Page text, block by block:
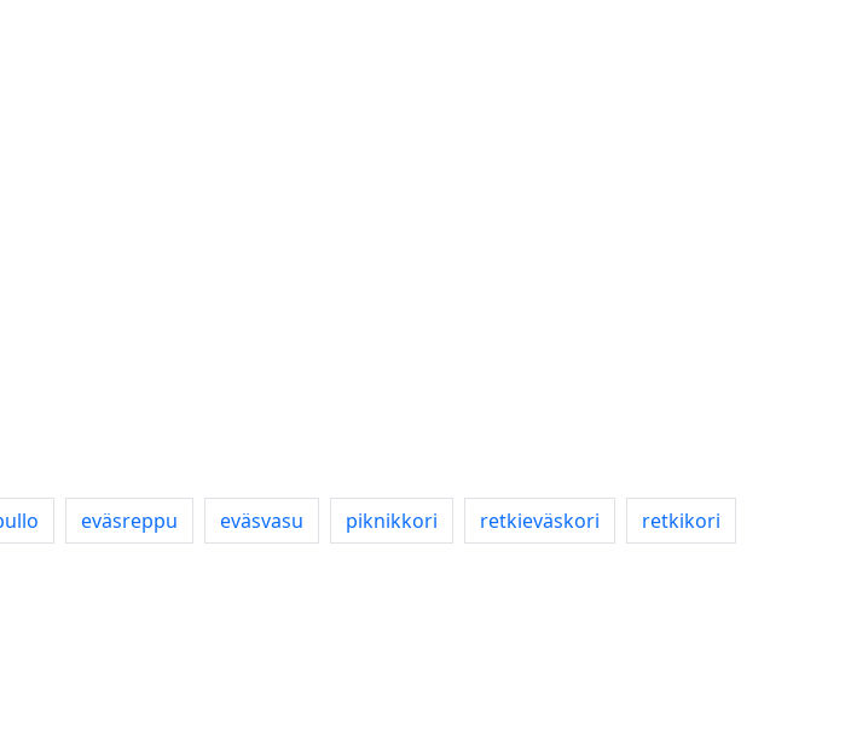
eväsreppu eväsvasu piknikkori retkieväskori
retkikori